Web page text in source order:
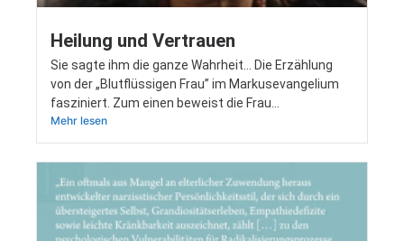
Heilung und Vertrauen
Sie sag­te ihm die gan­ze Wahr­heit… Die Erzäh­lung
von der „Blut­flüs­si­gen Frau” im Mar­kus­evan­ge­li­um
fas­zi­niert. Zum einen beweist die Frau…
Mehr lesen